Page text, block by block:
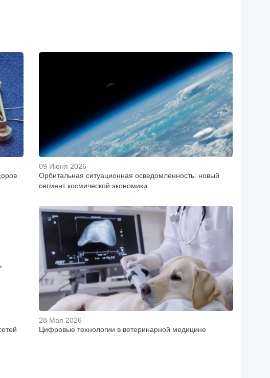
09 Июня 2026
Орбитальная ситуационная осведомленность: новый
сегмент космической экономики
28 Мая 2026
Цифровые технологии в ветеринарной медицине